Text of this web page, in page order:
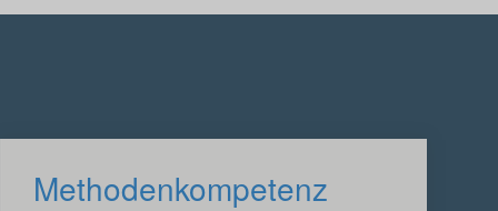
Methodenkompetenz